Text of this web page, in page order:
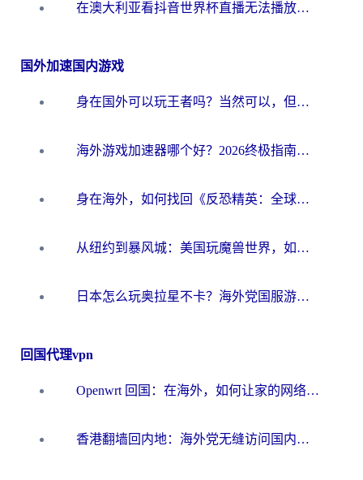
在澳大利亚看抖音世界杯直播无法播放？海外党体育观赛终极指南来了！
国外加速国内游戏
身在国外可以玩王者吗？当然可以，但你需要这份“加速”指南
海外游戏加速器哪个好？2026终极指南帮你畅玩国服+解决卡顿难题
身在海外，如何找回《反恐精英：全球攻势》国服的丝滑手感？一份给你的终极指南
从纽约到暴风城：美国玩魔兽世界，如何找到你的最佳网络航线
日本怎么玩奥拉星不卡？海外党国服游戏加速器选择全攻略
回国代理vpn
Openwrt 回国：在海外，如何让家的网络触手可及
香港翻墙回内地：海外党无缝访问国内资源的加速器选择全攻略